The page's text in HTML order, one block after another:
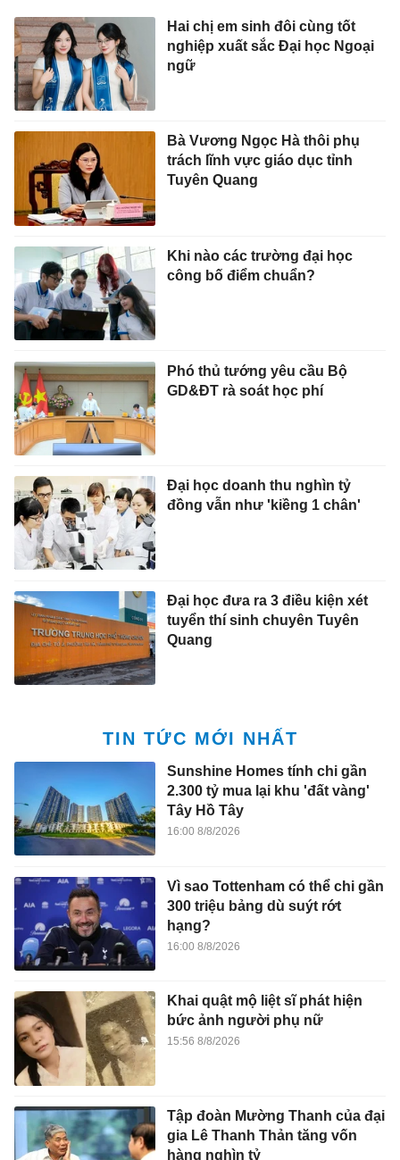
Hai chị em sinh đôi cùng tốt
nghiệp xuất sắc Đại học Ngoại
ngữ
Bà Vương Ngọc Hà thôi phụ
trách lĩnh vực giáo dục tỉnh
Tuyên Quang
Khi nào các trường đại học
công bố điểm chuẩn?
Phó thủ tướng yêu cầu Bộ
GD&ĐT rà soát học phí
Đại học doanh thu nghìn tỷ
đồng vẫn như 'kiềng 1 chân'
Đại học đưa ra 3 điều kiện xét
tuyển thí sinh chuyên Tuyên
Quang
TIN TỨC MỚI NHẤT
Sunshine Homes tính chi gần
2.300 tỷ mua lại khu 'đất vàng'
Tây Hồ Tây
16:00 8/8/2026
Vì sao Tottenham có thể chi gần
300 triệu bảng dù suýt rớt
hạng?
16:00 8/8/2026
Khai quật mộ liệt sĩ phát hiện
bức ảnh người phụ nữ
15:56 8/8/2026
Tập đoàn Mường Thanh của đại
gia Lê Thanh Thản tăng vốn
hàng nghìn tỷ